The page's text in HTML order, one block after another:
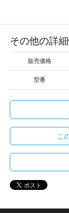
その他の詳
販売価格
型番
こ